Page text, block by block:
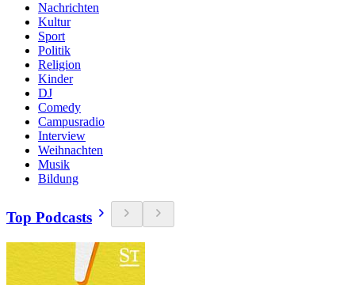
Nachrichten
Kultur
Sport
Politik
Religion
Kinder
DJ
Comedy
Campusradio
Interview
Weihnachten
Musik
Bildung
Top Podcasts